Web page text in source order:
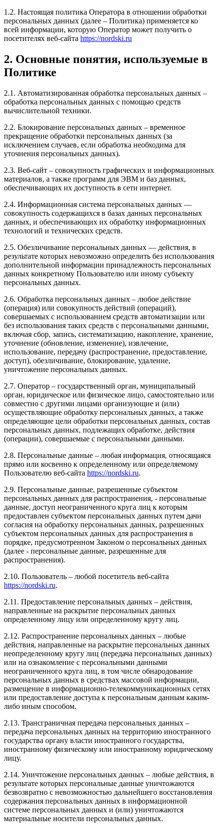
1.2. Настоящая политика Оператора в отношении обработки
персональных данных (далее – Политика) применяется ко
всей информации, которую Оператор может получить о
посетителях веб-сайта https://nordski.ru
2. Основные понятия, используемые в
Политике
2.1. Автоматизированная обработка персональных данных –
обработка персональных данных с помощью средств
вычислительной техники.
2.2. Блокирование персональных данных – временное
прекращение обработки персональных данных (за
исключением случаев, если обработка необходима для
уточнения персональных данных).
2.3. Веб-сайт – совокупность графических и информационных
материалов, а также программ для ЭВМ и баз данных,
обеспечивающих их доступность в сети интернет.
2.4. Информационная система персональных данных —
совокупность содержащихся в базах данных персональных
данных, и обеспечивающих их обработку информационных
технологий и технических средств.
2.5. Обезличивание персональных данных — действия, в
результате которых невозможно определить без использования
дополнительной информации принадлежность персональных
данных конкретному Пользователю или иному субъекту
персональных данных.
2.6. Обработка персональных данных – любое действие
(операция) или совокупность действий (операций),
совершаемых с использованием средств автоматизации или
без использования таких средств с персональными данными,
включая сбор, запись, систематизацию, накопление, хранение,
уточнение (обновление, изменение), извлечение,
использование, передачу (распространение, предоставление,
доступ), обезличивание, блокирование, удаление,
уничтожение персональных данных.
2.7. Оператор – государственный орган, муниципальный
орган, юридическое или физическое лицо, самостоятельно или
совместно с другими лицами организующие и (или)
осуществляющие обработку персональных данных, а также
определяющие цели обработки персональных данных, состав
персональных данных, подлежащих обработке, действия
(операции), совершаемые с персональными данными.
2.8. Персональные данные – любая информация, относящаяся
прямо или косвенно к определенному или определяемому
Пользователю веб-сайта https://nordski.ru.
2.9. Персональные данные, разрешенные субъектом
персональных данных для распространения, - персональные
данные, доступ неограниченного круга лиц к которым
предоставлен субъектом персональных данных путем дачи
согласия на обработку персональных данных, разрешенных
субъектом персональных данных для распространения в
порядке, предусмотренном Законом о персональных данных
(далее - персональные данные, разрешенные для
распространения).
2.10. Пользователь – любой посетитель веб-сайта
https://nordski.ru.
2.11. Предоставление персональных данных – действия,
направленные на раскрытие персональных данных
определенному лицу или определенному кругу лиц.
2.12. Распространение персональных данных – любые
действия, направленные на раскрытие персональных данных
неопределенному кругу лиц (передача персональных данных)
или на ознакомление с персональными данными
неограниченного круга лиц, в том числе обнародование
персональных данных в средствах массовой информации,
размещение в информационно-телекоммуникационных сетях
или предоставление доступа к персональным данным каким-
либо иным способом.
2.13. Трансграничная передача персональных данных –
передача персональных данных на территорию иностранного
государства органу власти иностранного государства,
иностранному физическому или иностранному юридическому
лицу.
2.14. Уничтожение персональных данных – любые действия, в
результате которых персональные данные уничтожаются
безвозвратно с невозможностью дальнейшего восстановления
содержания персональных данных в информационной
системе персональных данных и (или) уничтожаются
материальные носители персональных данных.